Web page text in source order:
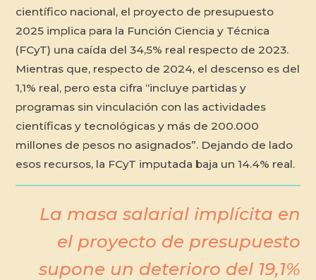
científico nacional, el proyecto de presupuesto
2025 implica para la Función Ciencia y Técnica
(FCyT) una caída del 34,5% real respecto de 2023.
Mientras que, respecto de 2024, el descenso es del
1,1% real, pero esta cifra “incluye partidas y
programas sin vinculación con las actividades
científicas y tecnológicas y más de 200.000
millones de pesos no asignados”. Dejando de lado
esos recursos, la FCyT imputada baja un 14.4% real.
La masa salarial implícita en
el proyecto de presupuesto
supone un deterioro del 19,1%